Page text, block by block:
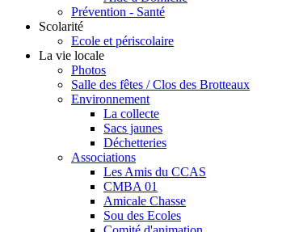
Prévention - Santé
Scolarité
Ecole et périscolaire
La vie locale
Photos
Salle des fêtes / Clos des Brotteaux
Environnement
La collecte
Sacs jaunes
Déchetteries
Associations
Les Amis du CCAS
CMBA 01
Amicale Chasse
Sou des Ecoles